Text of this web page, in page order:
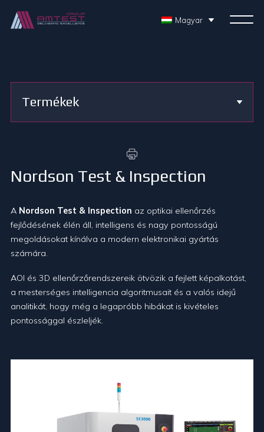
Magyar
Termékek
Nordson Test & Inspection
A Nordson Test & Inspection az optikai ellenőrzés
fejlődésének élén áll, intelligens és nagy pontosságú
megoldásokat kínálva a modern elektronikai gyártás
számára.
AOI és 3D ellenőrzőrendszereik ötvözik a fejlett képalkotást,
a mesterséges intelligencia algoritmusait és a valós idejű
analitikát, hogy még a legapróbb hibákat is kivételes
pontossággal észleljék.